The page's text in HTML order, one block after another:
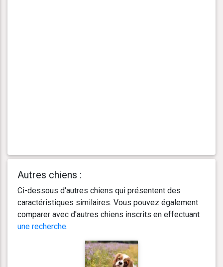
Autres chiens :
Ci-dessous d'autres chiens qui présentent des
caractéristiques similaires. Vous pouvez également
comparer avec d'autres chiens inscrits en effectuant
une recherche.